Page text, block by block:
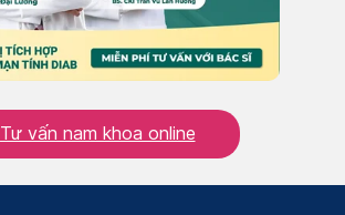
Tư vấn nam khoa online